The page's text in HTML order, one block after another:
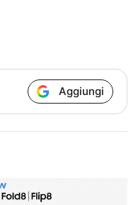
Aggiungi